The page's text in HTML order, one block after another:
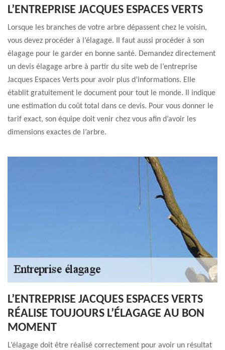
L’ENTREPRISE JACQUES ESPACES VERTS
Lorsque les branches de votre arbre dépassent chez le voisin,
vous devez procéder à l’élagage. Il faut aussi procéder à son
élagage pour le garder en bonne santé. Demandez directement
un devis élagage arbre à partir du site web de l’entreprise
Jacques Espaces Verts pour avoir plus d’informations. Elle
établit gratuitement le document pour tout le monde. Il indique
une estimation du coût total dans ce devis. Pour vous donner le
tarif exact, son équipe doit venir chez vous afin d’avoir les
dimensions exactes de l’arbre.
L’ENTREPRISE JACQUES ESPACES VERTS
RÉALISE TOUJOURS L’ÉLAGAGE AU BON
MOMENT
L’élagage doit être réalisé correctement pour avoir un résultat